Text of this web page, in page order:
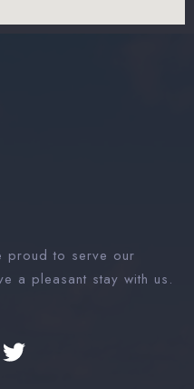
proud to serve our
a pleasant stay with us.